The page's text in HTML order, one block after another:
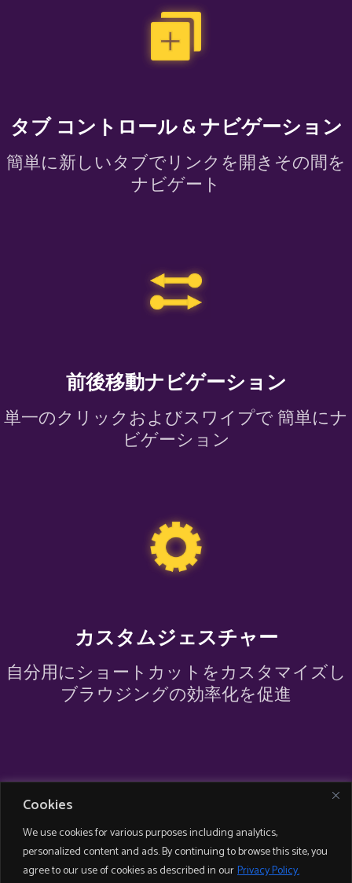
Cookies
We use cookies for various purposes including analytics,
personalized content and ads. By continuing to browse this site, you
agree to our use of cookies as described in ourPrivacy Policy.
タブ コントロール & ナビゲーション
簡単に新しいタブでリンクを開きその間を
ナビゲート
前後移動ナビゲーション
単一のクリックおよびスワイプで 簡単にナ
ビゲーション
カスタムジェスチャー
自分用にショートカットをカスタマイズし